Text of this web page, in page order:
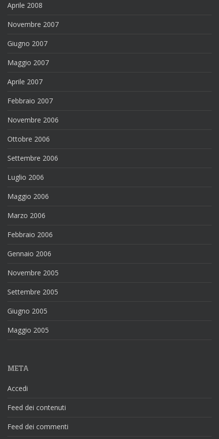
Aprile 2008
Novembre 2007
Giugno 2007
Maggio 2007
Aprile 2007
Febbraio 2007
Novembre 2006
Ottobre 2006
Settembre 2006
Luglio 2006
Maggio 2006
Marzo 2006
Febbraio 2006
Gennaio 2006
Novembre 2005
Settembre 2005
Giugno 2005
Maggio 2005
META
Accedi
Feed dei contenuti
Feed dei commenti